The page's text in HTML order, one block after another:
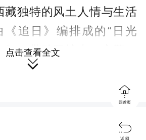
藏独特的风土人情与生活
《追日》编排成的“日光
红，带动了护士、交警、
客朋友在西藏各地景点接
中的日光之城”——西藏航
点击查看全文


回首页

返 回